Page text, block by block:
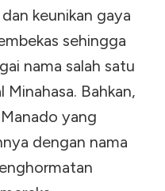
keunikan gaya
sehingga
nama salah satu
Bahkan,
yang
dengan nama